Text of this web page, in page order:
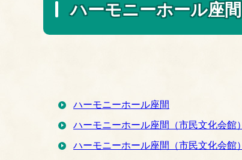
ハーモニーホール座間
ハーモニーホール座間
ハーモニーホール座間（市民文化会館
ハーモニーホール座間（市民文化会館